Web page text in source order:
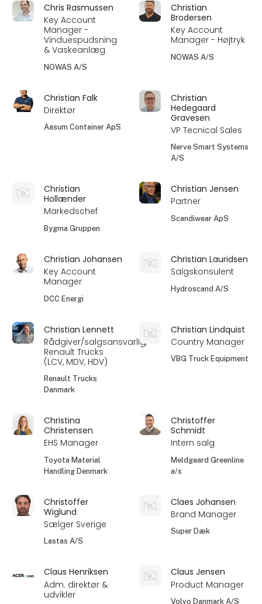
Chris Rasmussen
Key Account
Manager -
Vinduespudsning
& Vaskeanlæg
NOWAS A/S
Christian
Brodersen
Key Account
Manager - Højtryk
NOWAS A/S
Christian Falk
Direktør
Aasum Container ApS
Christian
Hedegaard
Gravesen
VP Tecnical Sales
Nerve Smart Systems
A/S
Christian
Hollænder
Markedschef
Bygma Gruppen
Christian Jensen
Partner
Scandiwear ApS
Christian Johansen
Key Account
Manager
DCC Energi
Christian Lauridsen
Salgskonsulent
Hydroscand A/S
Christian Lennett
Rådgiver/salgsansvarlig,
Renault Trucks
(LCV, MDV, HDV)
Renault Trucks
Danmark
Christian Lindquist
Country Manager
VBG Truck Equipment
Christina
Christensen
EHS Manager
Toyota Material
Handling Denmark
Christoffer
Schmidt
Intern salg
Meldgaard Greenline
a/s
Christoffer
Wiglund
Sælger Sverige
Lastas A/S
Claes Johansen
Brand Manager
Super Dæk
Claus Henriksen
Adm. direktør &
udvikler
Claus Jensen
Product Manager
Volvo Danmark A/S